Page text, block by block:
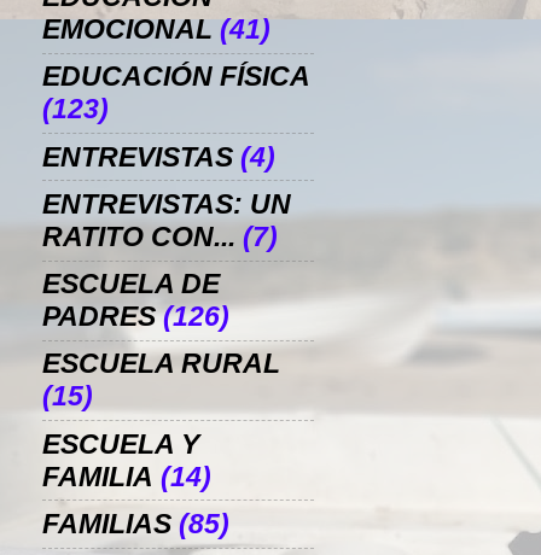
EMOCIONAL (41)
EDUCACIÓN FÍSICA
(123)
ENTREVISTAS (4)
ENTREVISTAS: UN
RATITO CON... (7)
ESCUELA DE
PADRES (126)
ESCUELA RURAL
(15)
ESCUELA Y
FAMILIA (14)
FAMILIAS (85)